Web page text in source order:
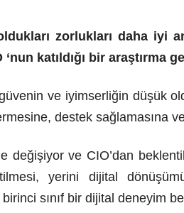
zorlukları daha
katıldığı bir araştırma
ve iyimserliğin düşük
destek sağlamasına
değişiyor ve CIO’dan
yerini dijital
sınıf bir dijital deneyim